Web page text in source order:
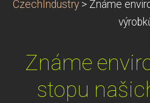
CzechIndustry > Známe
Známe
stopu